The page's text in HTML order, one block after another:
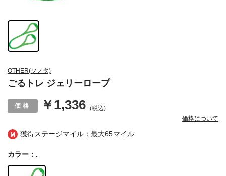
獲得ステージマイル：最大65マイル
OTHER(ソノタ)
ごるトレ ジェリーロープ
￥1,336 (税込)
価格について
カラー：.